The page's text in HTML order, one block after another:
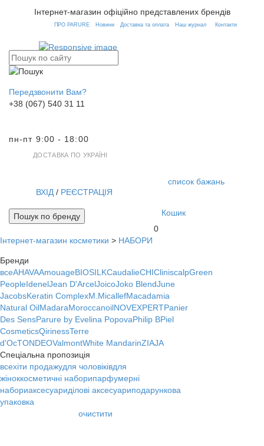
Інтернет-магазин офіційно представлених брендів
ПРО PARURE Новини Доставка та оплата Наш журнал Контакти
Передзвонити Вам?
+38 (067) 540 31 11
пн-пт 9:00 - 18:00
ДОСТАВКА ПО УКРАЇНІ
список бажань
ВХІД / РЕЄСТРАЦІЯ
Кошик
0
Пошук по бренду
Інтернет-магазин косметики > НАБОРИ
Бренди
всеAHAVAAmouageBIOSILKCaudalieCHICliniscalpGreen
PeopleIdenelJean D'ArcelJoicoJoko BlendJune
JacobsKeratin ComplexM.MicallefMacadamia
Natural OilMadaraMoroccanoilNOVEXPERTPanier
Des SensParure by Evelina PopovaPhilip BPiel
CosmeticsQirinessTerre
d'OcTONDEOValmontWhite MandarinZIAJA
Спеціальна пропозиція
всехіти продажудля чоловіківдля
жіноккосметичні наборипарфумерні
набориаксесуариділові аксесуариподарункова
упаковка
очистити